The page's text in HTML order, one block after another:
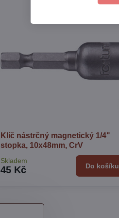
Klíč nástrčný magnetický 1/4"
stopka, 10x48mm, CrV
Skladem
45 Kč Do košíku